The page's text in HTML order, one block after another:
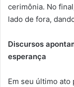
cerimônia. No
lado de fora,
Discursos
esperança
Em seu último